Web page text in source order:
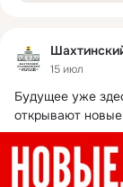
15 июл
Будущее уже
открывают